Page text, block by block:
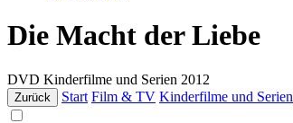
Die Macht der Liebe
DVD Kinderfilme und Serien 2012
Zurück Start Film & TV Kinderfilme und Serien